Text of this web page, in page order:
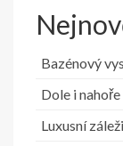
Bazénový
Dole i nahoře
Luxusní